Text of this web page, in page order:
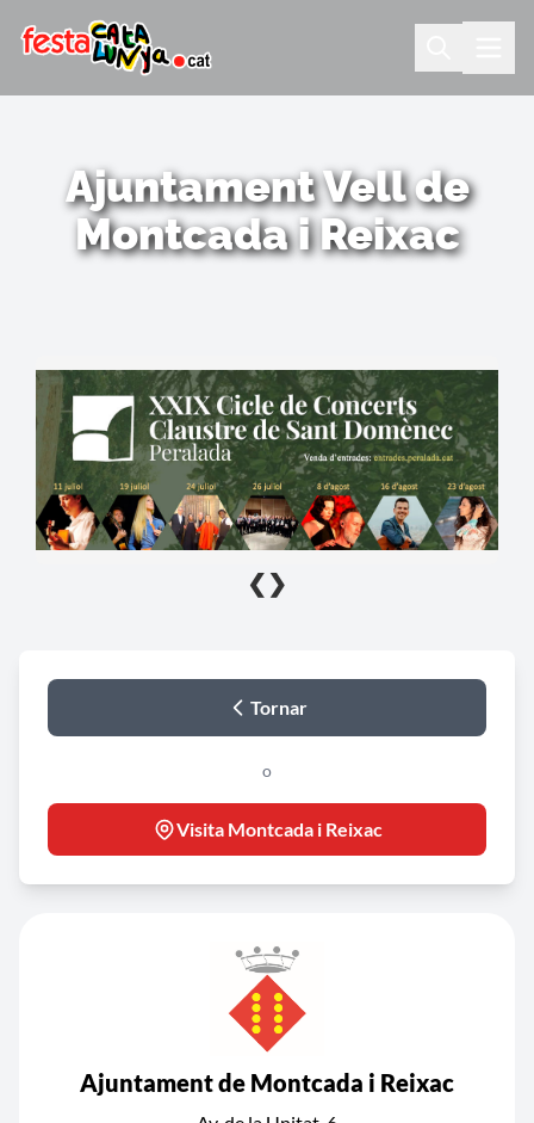
Ajuntament Vell de
Montcada i Reixac
❮ ❯
Tornar
o
Visita Montcada i Reixac
Ajuntament de Montcada i Reixac